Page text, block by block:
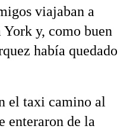
viajaban a
y, como buen
había quedado
el taxi camino al
enteraron de la